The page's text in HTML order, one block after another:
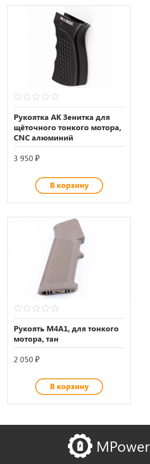
0
out
of
5
Рукоятка АК Зенитка для
щёточного тонкого мотора,
CNC алюминий
3 950 ₽
В корзину
0
out
of
5
Рукоять M4A1, для тонкого
мотора, тан
2 050 ₽
В корзину
MPower